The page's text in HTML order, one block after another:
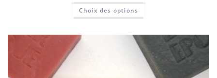
prix :
€7,50
à
Choix des options
Ce
a
options
peuvent
être
choisies
sur